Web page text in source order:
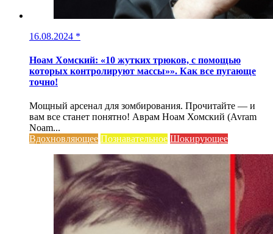
16.08.2024 *
Ноам Хомский: «10 жутких трюков, с помощью
которых контролируют массы»». Как все пугающе
точно!
Мощный арсенал для зомбирования. Прочитайте — и
вам все станет понятно! Аврам Ноам Хомский (Avram
Noam...
Вдохновляющее Познавательное Шокирующее